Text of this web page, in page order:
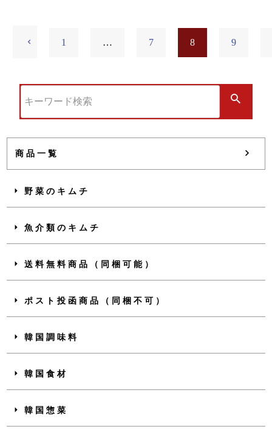
商品一覧
野菜のキムチ
魚介類のキムチ
送料無料商品（同梱可能）
ポスト投函商品（同梱不可）
韓国調味料
韓国食材
韓国惣菜
1 … 7 8 9